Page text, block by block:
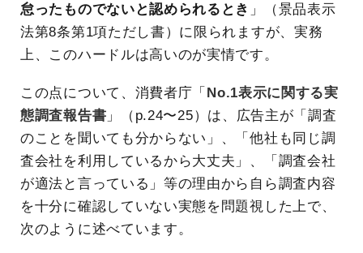
怠ったものでないと認められるとき 」（景品表示
法第8条第1項ただし書）に限られますが、実務
上、このハードルは高いのが実情です。
この点について、消費者庁「 No.1表示に関する実
態調査報告書 」（p.24〜25）は、広告主が「調査
のことを聞いても分からない」、「他社も同じ調
査会社を利用しているから大丈夫」、「調査会社
が適法と言っている」等の理由から自ら調査内容
を十分に確認していない実態を問題視した上で、
次のように述べています。